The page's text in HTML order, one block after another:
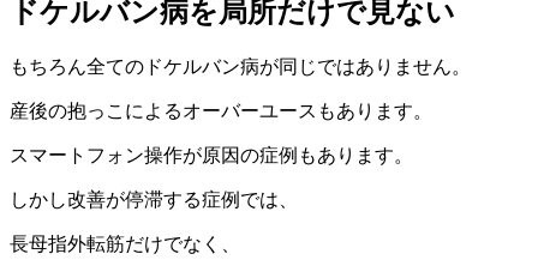
ドケルバン病を局所だけで見ない
もちろん全てのドケルバン病が同じではありません。
産後の抱っこによるオーバーユースもあります。
スマートフォン操作が原因の症例もあります。
しかし改善が停滞する症例では、
長母指外転筋だけでなく、